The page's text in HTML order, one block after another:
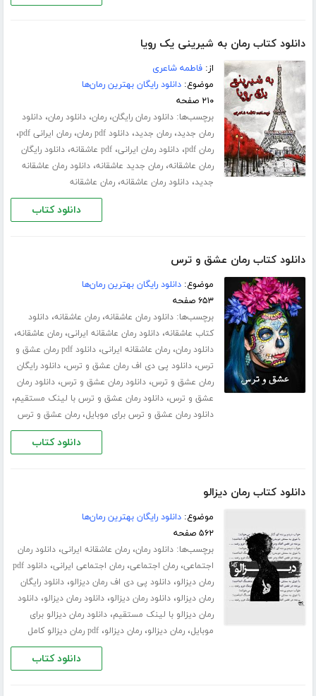
دانلود کتاب رمان به شیرینی یک رویا
از:فاطمه شاعری
موضوع:دانلود رایگان بهترین رمان‌ها
۲۱۰ صفحه
برچسب‌ها:دانلود رمان رایگان،رمان،دانلود رمان،دانلود
رمان جدید،رمان جدید،دانلود pdf رمان ،رمان ایرانی pdf ،
رمان pdf ،دانلود رمان ایرانی،pdf عاشقانه ،دانلود رایگان
رمان عاشقانه،رمان جدید عاشقانه،دانلود رمان عاشقانه
جدید،دانلود رمان عاشقانه،رمان عاشقانه
دانلود کتاب
دانلود کتاب رمان عشق و ترس
موضوع:دانلود رایگان بهترین رمان‌ها
۶۵۳ صفحه
برچسب‌ها:دانلود رمان عاشقانه،رمان عاشقانه،دانلود
کتاب عاشقانه،دانلود رمان عاشقانه ایرانی،رمان عاشقانه،
دانلود رمان،رمان عاشقانه ایرانی،
دانلود pdf رمان عشق و
ترس،دانلود پی دی اف رمان عشق و ترس،دانلود رایگان
رمان عشق و ترس،دانلود رمان عشق و ترس،دانلود رمان
عشق و ترس،دانلود رمان عشق و ترس با لینک مستقیم،
دانلود رمان عشق و ترس برای موبایل،رمان عشق و ترس
دانلود کتاب
دانلود کتاب رمان دیزالو
موضوع:دانلود رایگان بهترین رمان‌ها
۵۶۲ صفحه
برچسب‌ها:دانلود رمان،رمان عاشقانه ایرانی،دانلود رمان
اجتماعی،رمان اجتماعی،رمان اجتماعی ایرانی،
دانلود pdf
رمان دیزالو،دانلود پی دی اف رمان دیزالو،دانلود رایگان
رمان دیزالو،دانلود رمان دیزالو،دانلود رمان دیزالو،دانلود
رمان دیزالو با لینک مستقیم،دانلود رمان دیزالو برای
موبایل،رمان دیزالو،رمان دیزالو،pdf رمان دیزالو کامل
دانلود کتاب